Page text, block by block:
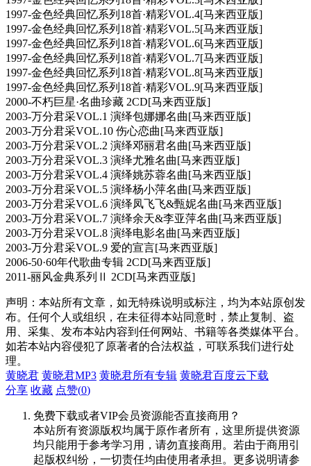
1997-金色经典回忆系列18首·精彩VOL.4[马来西亚版]
1997-金色经典回忆系列18首·精彩VOL.5[马来西亚版]
1997-金色经典回忆系列18首·精彩VOL.6[马来西亚版]
1997-金色经典回忆系列18首·精彩VOL.7[马来西亚版]
1997-金色经典回忆系列18首·精彩VOL.8[马来西亚版]
1997-金色经典回忆系列18首·精彩VOL.9[马来西亚版]
2000-不朽巨星·名曲珍藏 2CD[马来西亚版]
2003-万分君采VOL.1 演绎包娜娜名曲[马来西亚版]
2003-万分君采VOL.10 伤心恋曲[马来西亚版]
2003-万分君采VOL.2 演绎邓丽君名曲[马来西亚版]
2003-万分君采VOL.3 演绎尤雅名曲[马来西亚版]
2003-万分君采VOL.4 演绎姚苏蓉名曲[马来西亚版]
2003-万分君采VOL.5 演绎杨小萍名曲[马来西亚版]
2003-万分君采VOL.6 演绎凤飞飞&甄妮名曲[马来西亚版]
2003-万分君采VOL.7 演绎余天&李亚萍名曲[马来西亚版]
2003-万分君采VOL.8 演绎电影名曲[马来西亚版]
2003-万分君采VOL.9 爱的宣言[马来西亚版]
2006-50·60年代歌曲专辑 2CD[马来西亚版]
2011-丽风金典系列Ⅱ 2CD[马来西亚版]
声明：本站所有文章，如无特殊说明或标注，均为本站原创发
布。任何个人或组织，在未征得本站同意时，禁止复制、盗
用、采集、发布本站内容到任何网站、书籍等各类媒体平台。
如若本站内容侵犯了原著者的合法权益，可联系我们进行处
理。
黄晓君 黄晓君MP3 黄晓君所有专辑 黄晓君百度云下载
分享 收藏 点赞(0)
免费下载或者VIP会员资源能否直接商用？
本站所有资源版权均属于原作者所有，这里所提供资源
均只能用于参考学习用，请勿直接商用。若由于商用引
起版权纠纷，一切责任均由使用者承担。更多说明请参